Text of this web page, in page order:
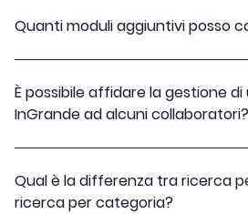
Quanti moduli aggiuntivi posso
È possibile affidare la gestione di
InGrande ad alcuni collaboratori?
Qual è la differenza tra ricerca
ricerca per categoria?